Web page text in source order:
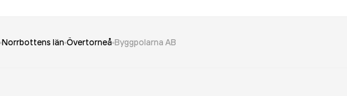
Norrbottens län Övertorneå Byggpolarna AB